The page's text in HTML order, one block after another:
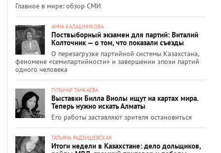
Главное в мире: обзор СМИ
АННА КАЛАШНИКОВА
Поствыборный экзамен для партий: Виталий
Колточник — о том, что показали съезды
О перезагрузке партийной системы Казахстана,
феномене «семипартийности» и завершении эпохи партий
одного человека
ГУЛЬНАР ТАНКАЕВА
Выставки Билла Виолы ищут на картах мира.
Теперь нужно искать Алматы
Его работы заставляют зрителя остановиться
ТАТЬЯНА РАДЗИШЕВСКАЯ
Итоги недели в Казахстане: дело дольщиков,